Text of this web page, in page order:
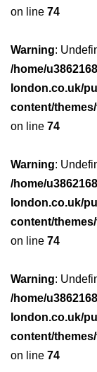
on line 74
Warning:
/home/
london.co.uk/
content/
on line 74
Warning:
/home/
london.co.uk/
content/
on line 74
Warning:
/home/
london.co.uk/
content/
on line 74